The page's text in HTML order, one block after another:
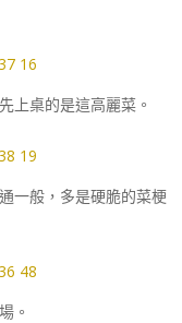
上桌的是這高麗菜。
一般，多是硬脆的菜梗
。